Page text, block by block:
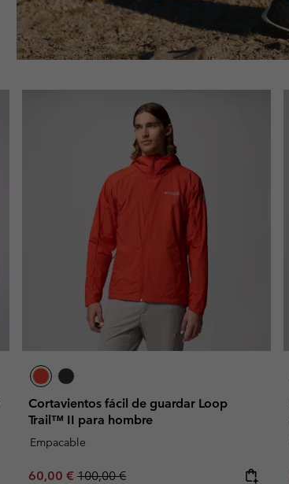
Cortavientos fácil de guardar Loop
Trail™ II para hombre
Empacable
Sale price:
60,00 € Regular price:
100,00 €